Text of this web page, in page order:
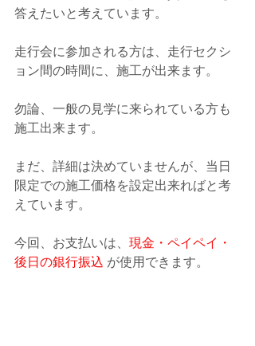
答えたいと考えています。
走行会に参加される方は、走行セクシ
ョン間の時間に、施工が出来ます。
勿論、一般の見学に来られている方も
施工出来ます。
まだ、詳細は決めていませんが、当日
限定での施工価格を設定出来ればと考
えています。
今回、お支払いは、 現金・ペイペイ・
後日の銀行振込 が使用できます。